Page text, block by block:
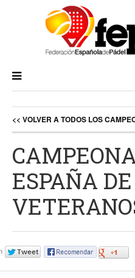
<< VOLVER A TODOS LOS
ESPAÑA DE